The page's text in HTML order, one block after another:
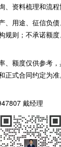
、资料梳理和流程
、用途、征信负
规则；不承诺额
、额度仅供参考
正式合同约定为
戴经理